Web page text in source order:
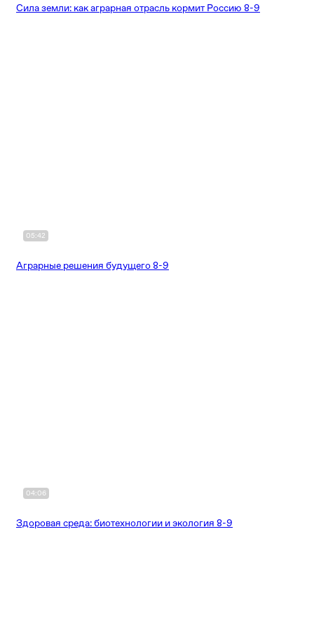
Сила земли: как аграрная отрасль кормит Россию 8-9
05:42
Аграрные решения будущего 8-9
04:06
Здоровая среда: биотехнологии и экология 8-9